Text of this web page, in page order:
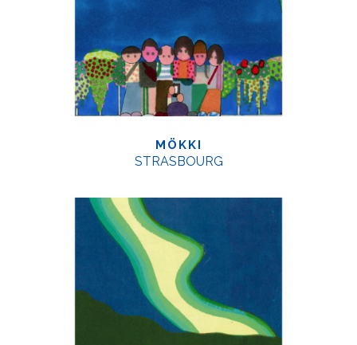
MÖKKI
STRASBOURG